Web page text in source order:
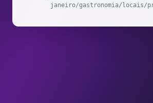
janeiro/gastronomia/locais/